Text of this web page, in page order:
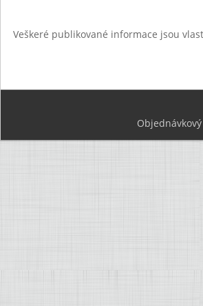
Veškeré publikované informace jsou